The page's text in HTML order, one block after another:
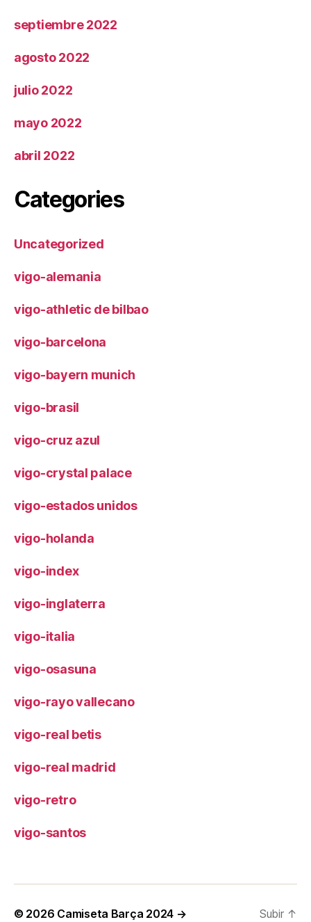
septiembre 2022
agosto 2022
julio 2022
mayo 2022
abril 2022
Categories
Uncategorized
vigo-alemania
vigo-athletic de bilbao
vigo-barcelona
vigo-bayern munich
vigo-brasil
vigo-cruz azul
vigo-crystal palace
vigo-estados unidos
vigo-holanda
vigo-index
vigo-inglaterra
vigo-italia
vigo-osasuna
vigo-rayo vallecano
vigo-real betis
vigo-real madrid
vigo-retro
vigo-santos
© 2026 Camiseta Barça 2024 → Subir ↑